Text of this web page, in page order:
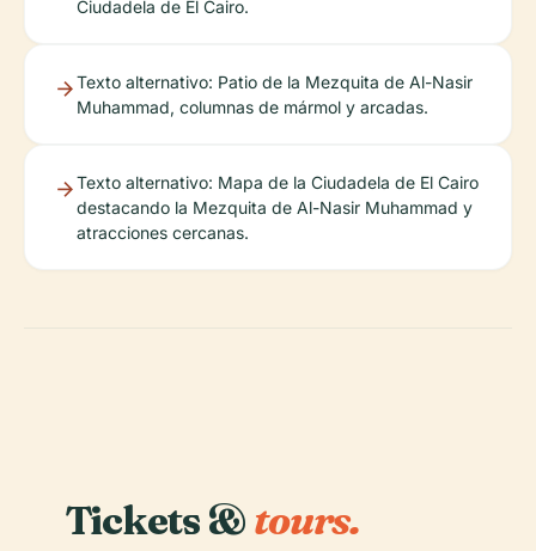
Ciudadela de El Cairo.
Texto alternativo: Patio de la Mezquita de Al-Nasir
Muhammad, columnas de mármol y arcadas.
Texto alternativo: Mapa de la Ciudadela de El Cairo
destacando la Mezquita de Al-Nasir Muhammad y
atracciones cercanas.
Tickets &tours.